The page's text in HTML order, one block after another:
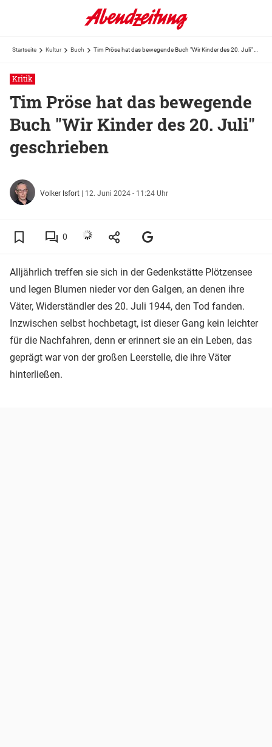
Startseite Kultur Buch
Kritik
Tim Pröse hat das bewegende
Buch "Wir Kinder des 20. Juli"
geschrieben
Volker Isfort | 12. Juni 2024 - 11:24 Uhr
0
Alljährlich treffen sie sich in der Gedenkstätte Plötzensee
und legen Blumen nieder vor den Galgen, an denen ihre
Väter, Widerständler des 20. Juli 1944, den Tod fanden.
Inzwischen selbst hochbetagt, ist dieser Gang kein leichter
für die Nachfahren, denn er erinnert sie an ein Leben, das
geprägt war von der großen Leerstelle, die ihre Väter
hinterließen.